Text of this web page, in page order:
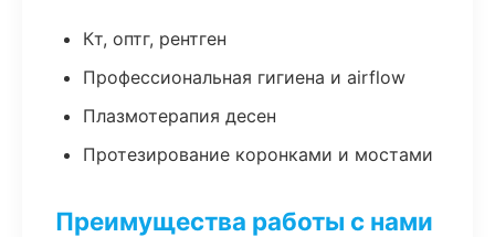
Кт, оптг, рентген
Профессиональная гигиена и airflow
Плазмотерапия десен
Протезирование коронками и мостами
Преимущества работы с нами